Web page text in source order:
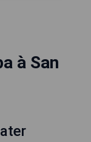
à San